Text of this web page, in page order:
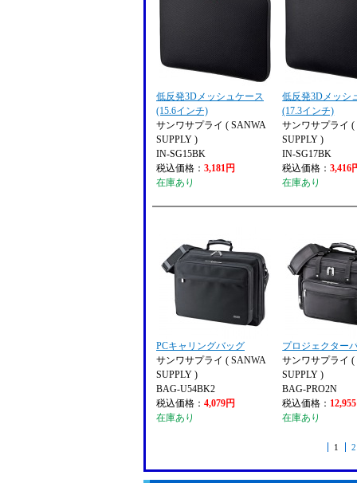
低反発3Dメッシュケース
(15.6インチ)
サンワサプライ ( SANWA
SUPPLY )
IN-SG15BK
税込価格： 3,181円
在庫あり
低反発3Dメッシ
(17.3インチ)
サンワサプライ (
SUPPLY )
IN-SG17BK
税込価格：3,416
在庫あり
PCキャリングバッグ
サンワサプライ ( SANWA
SUPPLY )
BAG-U54BK2
税込価格： 4,079円
在庫あり
プロジェクター
サンワサプライ (
SUPPLY )
BAG-PRO2N
税込価格：
在庫あり
1 2